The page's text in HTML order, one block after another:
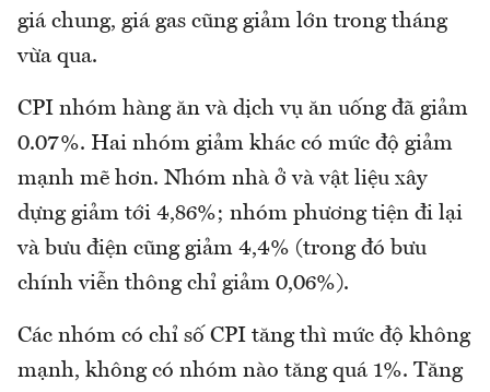
giá chung, giá gas cũng giảm lớn trong tháng
vừa qua.
CPI nhóm hàng ăn và dịch vụ ăn uống đã giảm
0.07%. Hai nhóm giảm khác có mức độ giảm
mạnh mẽ hơn. Nhóm nhà ở và vật liệu xây
dựng giảm tới 4,86%; nhóm phương tiện đi lại
và bưu điện cũng giảm 4,4% (trong đó bưu
chính viễn thông chỉ giảm 0,06%).
Các nhóm có chỉ số CPI tăng thì mức độ không
mạnh, không có nhóm nào tăng quá 1%. Tăng